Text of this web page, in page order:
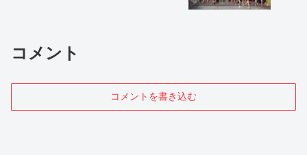
コメント
コメントを書き込む